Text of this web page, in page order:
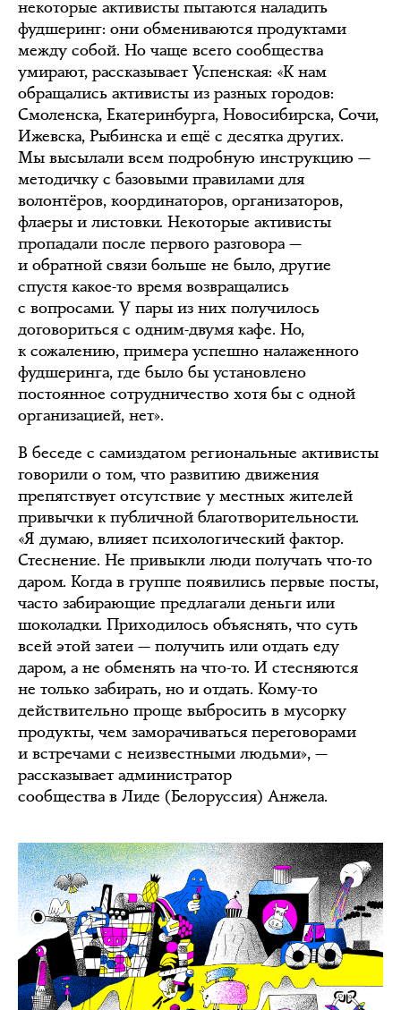
некоторые активисты пытаются наладить
фудшеринг: они обмениваются продуктами
между собой. Но чаще всего сообщества
умирают, рассказывает Успенская: «К нам
обращались активисты из разных городов:
Смоленска, Екатеринбурга, Новосибирска, Сочи,
Ижевска, Рыбинска и ещё с десятка других.
Мы высылали всем подробную инструкцию —
методичку с базовыми правилами для
волонтёров, координаторов, организаторов,
флаеры и листовки. Некоторые активисты
пропадали после первого разговора —
и обратной связи больше не было, другие
спустя какое-то время возвращались
с вопросами. У пары из них получилось
договориться с одним-двумя кафе. Но,
к сожалению, примера успешно налаженного
фудшеринга, где было бы установлено
постоянное сотрудничество хотя бы с одной
организацией, нет».
В беседе с самиздатом региональные активисты
говорили о том, что развитию движения
препятствует отсутствие у местных жителей
привычки к публичной благотворительности.
«Я думаю, влияет психологический фактор.
Стеснение. Не привыкли люди получать что-то
даром. Когда в группе появились первые посты,
часто забирающие предлагали деньги или
шоколадки. Приходилось объяснять, что суть
всей этой затеи — получить или отдать еду
даром, а не обменять на что-то. И стесняются
не только забирать, но и отдать. Кому-то
действительно проще выбросить в мусорку
продукты, чем заморачиваться переговорами
и встречами с неизвестными людьми», —
рассказывает администратор
сообщества в Лиде (Белоруссия) Анжела.